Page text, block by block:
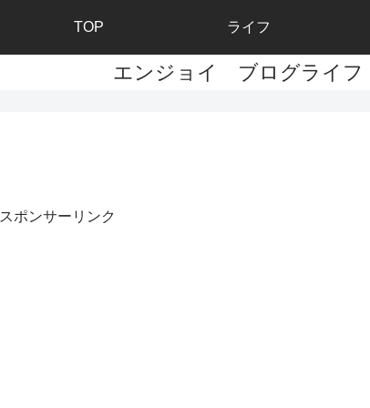
エンジョイ ブログライフ
TOP ライフ
スポンサーリンク